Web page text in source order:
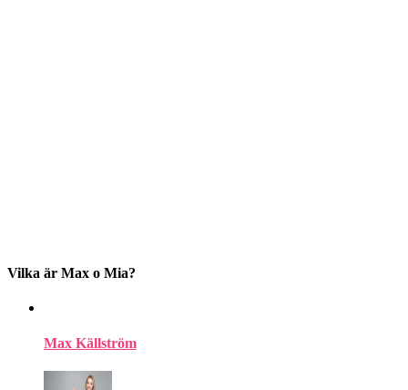
Vilka är Max o Mia?
Max Källström